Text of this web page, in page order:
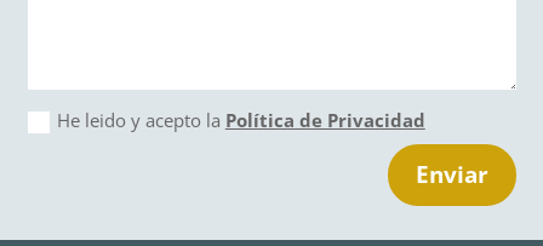
He leido y acepto la Política de Privacidad
Enviar